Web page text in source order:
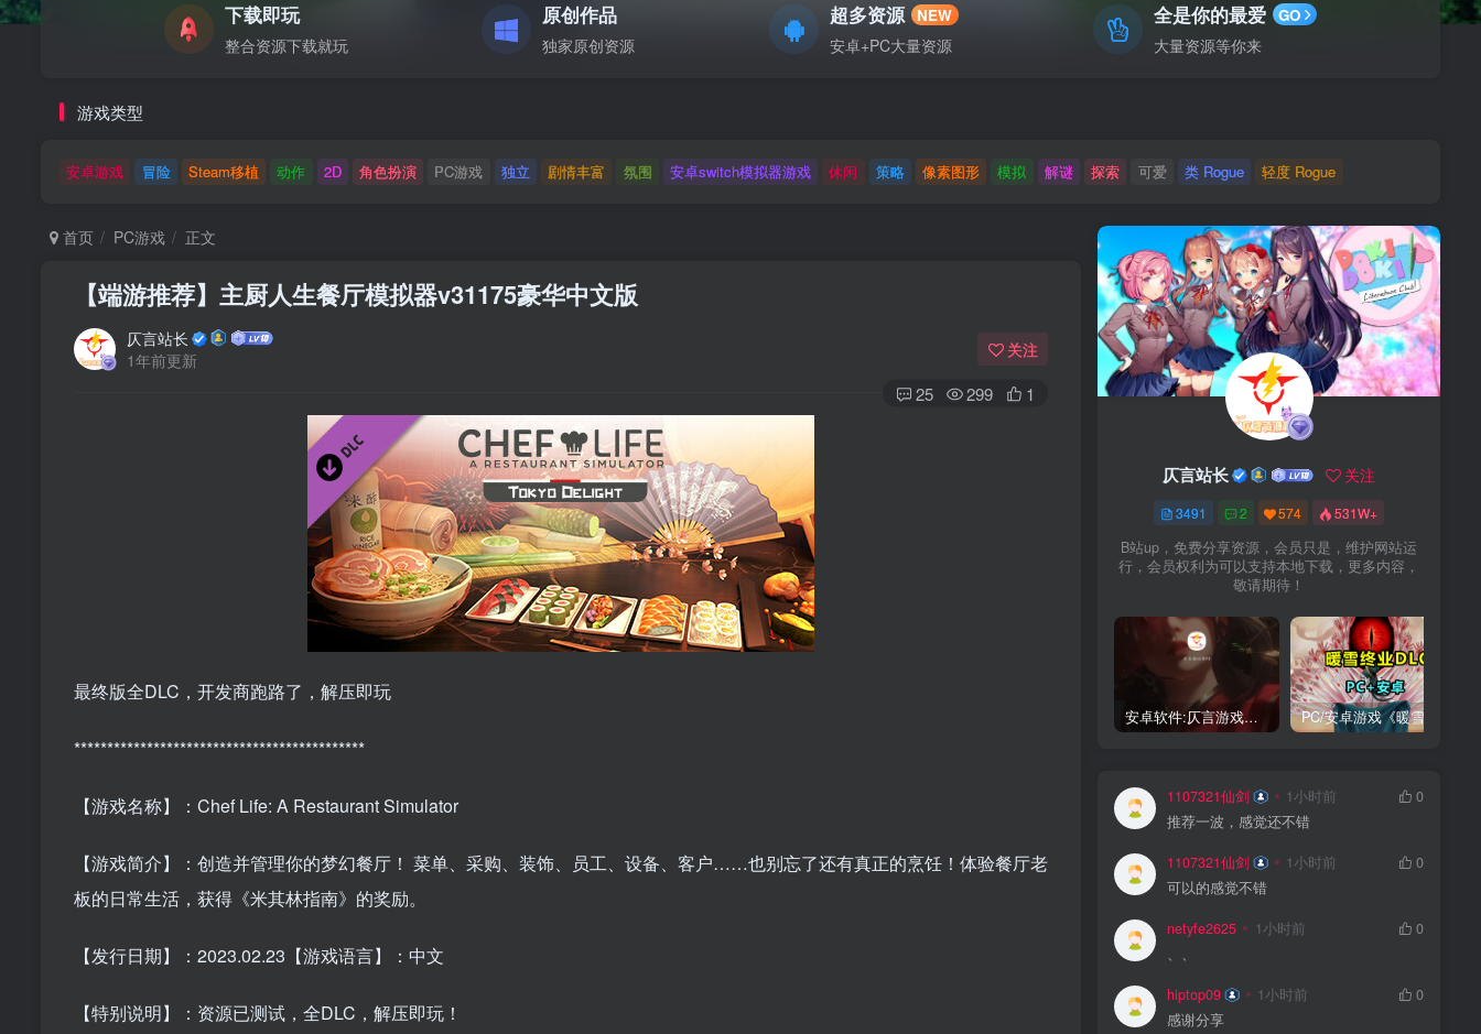
下载即玩
整合资源下载就玩
原创作品
独家原创资源
超多资源 NEW
安卓+PC大量资源
全是你的最爱 GO
大量资源等你来
游戏类型
安卓游戏 冒险 Steam移植 动作 2D 角色扮演 PC游戏 独立 剧情丰富 氛围 安卓switch模拟器游戏 休闲 策略 像素图形 模拟 解谜 探索 可爱 类 Rogue 轻度 Rogue
首页 PC游戏 正文
【端游推荐】主厨人生餐厅模拟器v31175豪华中文版
仄言站长
1年前更新
关注
25 299 1
最终版全DLC，开发商跑路了，解压即玩
********************************************
【游戏名称】：Chef Life: A Restaurant Simulator
【游戏简介】：创造并管理你的梦幻餐厅！ 菜单、采购、装饰、员工、设备、客户……也别忘了还有真正的烹饪！体验餐厅老
板的日常生活，获得《米其林指南》的奖励。
【发行日期】：2023.02.23【游戏语言】：中文
【特别说明】：资源已测试，全DLC，解压即玩！
仄言站长 关注
3491 2 574 531W+
B站up，免费分享资源，会员只是，维护网站运
行，会员权利为可以支持本地下载，更多内容，
敬请期待！
安卓软件:仄言游戏库4.0APP全新上架了！没有下的赶紧下载呀！
1107321仙剑 1小时前
0
推荐一波，感觉还不错
1107321仙剑 1小时前
0
可以的感觉不错
netyfe2625 1小时前
0
、、
hiptop09 1小时前
0
感谢分享